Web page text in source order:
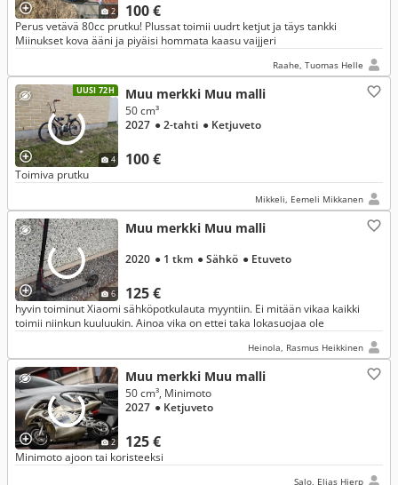
2 100 €
Perus vetävä 80cc prutku! Plussat toimii uudrt ketjut ja täys tankki
Miinukset kova ääni ja piyäisi hommata kaasu vaijjeri
Raahe, Tuomas Helle
UUSI 72H
4
Muu merkki Muu malli
100 €
50 cm³
2027 ● 2-tahti ● Ketjuveto
Toimiva prutku
Mikkeli, Eemeli Mikkanen
6
Muu merkki Muu malli
125 €
2020 ● 1 tkm ● Sähkö ● Etuveto
hyvin toiminut Xiaomi sähköpotkulauta myyntiin. Ei mitään vikaa kaikki
toimii niinkun kuuluukin. Ainoa vika on ettei taka lokasuojaa ole
Heinola, Rasmus Heikkinen
2
Muu merkki Muu malli
125 €
50 cm³, Minimoto
2027 ● Ketjuveto
Minimoto ajoon tai koristeeksi
Salo, Elias Hjerp